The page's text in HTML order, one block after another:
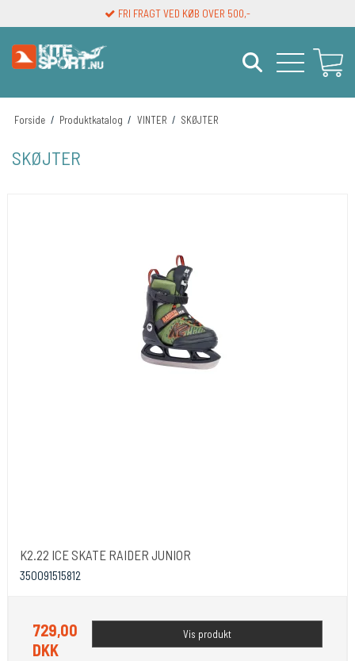
FRI FRAGT VED KØB OVER 500,-
Forside / Produktkatalog / VINTER / SKØJTER
SKØJTER
K2.22 ICE SKATE RAIDER JUNIOR
350091515812
729,00
DKK
Vis produkt